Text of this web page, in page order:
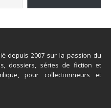
depuis 2007 sur la passion du
dossiers, séries de fiction et
pour collectionneurs et